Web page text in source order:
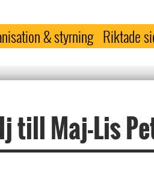
& styrning Riktade
till Maj-Lis